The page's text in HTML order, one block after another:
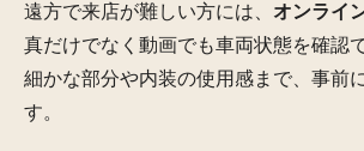
遠方で来店が難しい方には、 オンライ
真だけでなく動画でも車両状態を確認
細かな部分や内装の使用感まで、事前
す。